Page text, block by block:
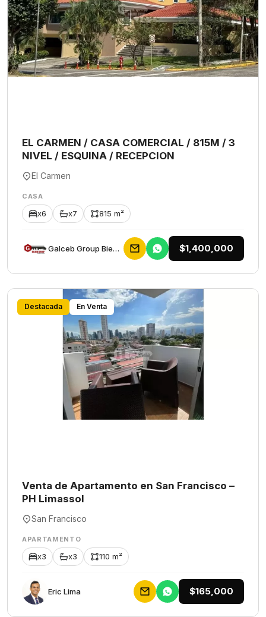
EL CARMEN / CASA COMERCIAL / 815M / 3
NIVEL / ESQUINA / RECEPCION
El Carmen
CASA
x6 x7 815 m²
Galceb Group Bienes Raices $1,400,000
Destacada En Venta
Venta de Apartamento en San Francisco –
PH Limassol
San Francisco
APARTAMENTO
x3 x3 110 m²
Eric Lima $165,000